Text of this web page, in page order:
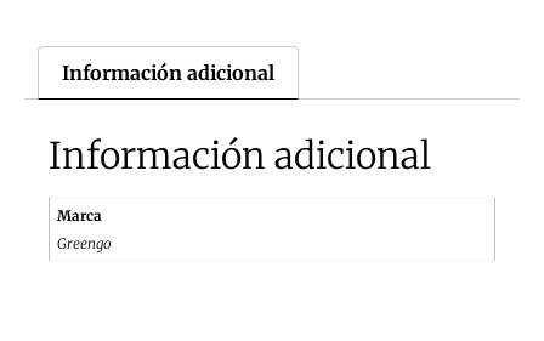
Información adicional
Información adicional
Marca
Greengo